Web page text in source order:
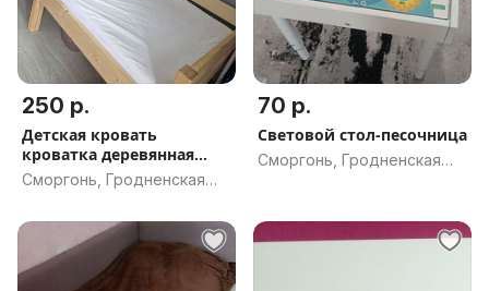
250 р.
Детская кровать
кроватка деревянная
плюс матрас
Сморгонь, Гродненская
70 р.
Световой стол-песочница
Сморгонь, Гродненская